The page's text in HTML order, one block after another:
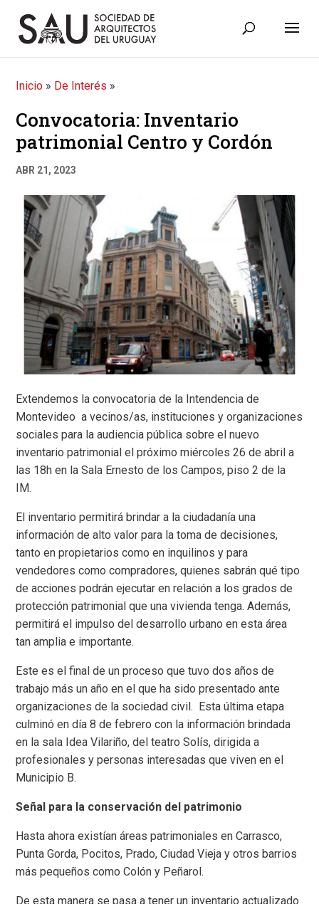
Inicio » De Interés »
Convocatoria: Inventario
patrimonial Centro y Cordón
ABR 21, 2023
Extendemos la convocatoria de la Intendencia de
Montevideo a vecinos/as, instituciones y organizaciones
sociales para la audiencia pública sobre el nuevo
inventario patrimonial el próximo miércoles 26 de abril a
las 18h en la Sala Ernesto de los Campos, piso 2 de la
IM.
El inventario permitirá brindar a la ciudadanía una
información de alto valor para la toma de decisiones,
tanto en propietarios como en inquilinos y para
vendedores como compradores, quienes sabrán qué tipo
de acciones podrán ejecutar en relación a los grados de
protección patrimonial que una vivienda tenga. Además,
permitirá el impulso del desarrollo urbano en esta área
tan amplia e importante.
Este es el final de un proceso que tuvo dos años de
trabajo más un año en el que ha sido presentado ante
organizaciones de la sociedad civil. Esta última etapa
culminó en día 8 de febrero con la información brindada
en la sala Idea Vilariño, del teatro Solís, dirigida a
profesionales y personas interesadas que viven en el
Municipio B.
Señal para la conservación del patrimonio
Hasta ahora existían áreas patrimoniales en Carrasco,
Punta Gorda, Pocitos, Prado, Ciudad Vieja y otros barrios
más pequeños como Colón y Peñarol.
De esta manera se pasa a tener un inventario actualizado